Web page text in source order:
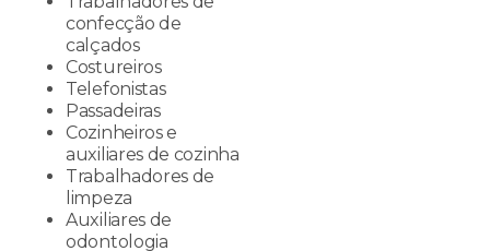
confecção de
calçados
Costureiros
Telefonistas
Passadeiras
Cozinheiros e
auxiliares de cozinha
Trabalhadores de
limpeza
Auxiliares de
odontologia